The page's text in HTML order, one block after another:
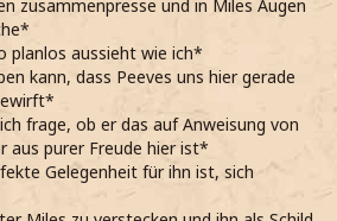
zusammenpresse und in Miles Augen
planlos aussieht wie ich*
kann, dass Peeves uns hier gerade
frage, ob er das auf Anweisung von
aus purer Freude hier ist*
Gelegenheit für ihn ist, sich